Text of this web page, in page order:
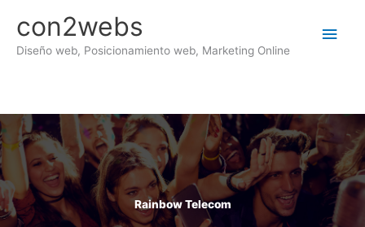
contenido
con2webs
Diseño web, Posicionamiento web, Marketing Online
Rainbow Telecom